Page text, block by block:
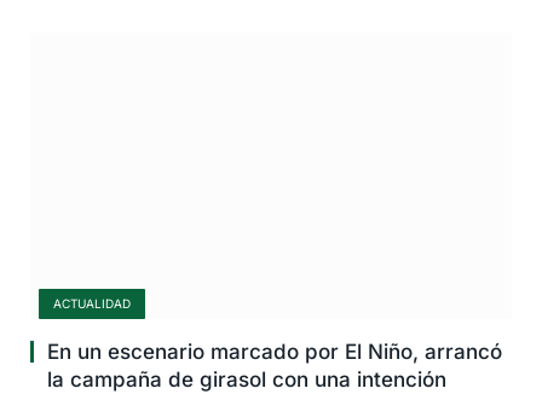
ACTUALIDAD
En un escenario marcado por El Niño, arrancó
la campaña de girasol con una intención